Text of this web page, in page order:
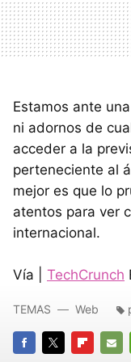
Estamos ante
ni adornos de
acceder a la
perteneciente al
mejor es que lo
atentos para ver
internacional.
Vía | TechCrunch
TEMAS Web